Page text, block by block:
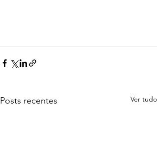
Posts recentes Ver tudo